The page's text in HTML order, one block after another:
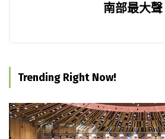
南部最大聲
Trending Right Now!